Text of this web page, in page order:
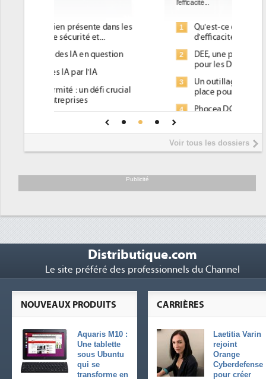
1
Qu'est-ce que la DEE (directive
d'efficacité énergétique) ?
2
DEE, une pression administrative
Un outillage et des services déjà en
place pour répondre à...
Phocea DC dans les cordes pour la
Interview de Fabrice Coquio,
président de Digital Realty...
soutient les...
Voir tous les dossiers
Publicité
Distributique.com
Le site préféré des professionnels du Channel
CARRIÈRES
Laetitia Varin
rejoint
Orange
Cyberdefense
pour créer
NOUVEAUX PRODUITS
Aquaris M10 :
Une tablette
sous Ubuntu
qui se
transforme en